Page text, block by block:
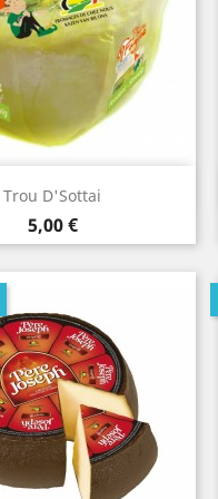
Trou D'Sottai
Prix
5,00 €
Aperçu rapide